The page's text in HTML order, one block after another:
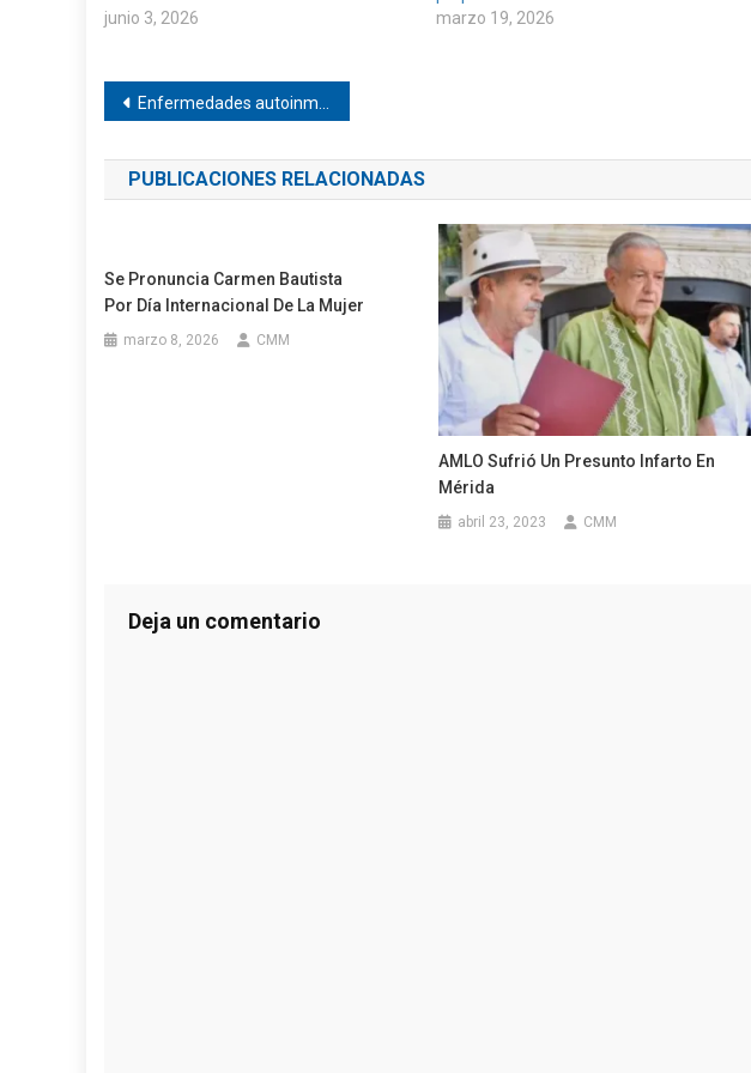
junio 3, 2026
marzo 19, 2026
Navegación
de
entradas
Enfermedades autoinmunes tardan años en detectarse
PUBLICACIONES RELACIONADAS
Se Pronuncia Carmen Bautista
Por Día Internacional De La Mujer
marzo 8, 2026 CMM
AMLO Sufrió Un Presunto Infarto En
Mérida
abril 23, 2023 CMM
Deja un comentario